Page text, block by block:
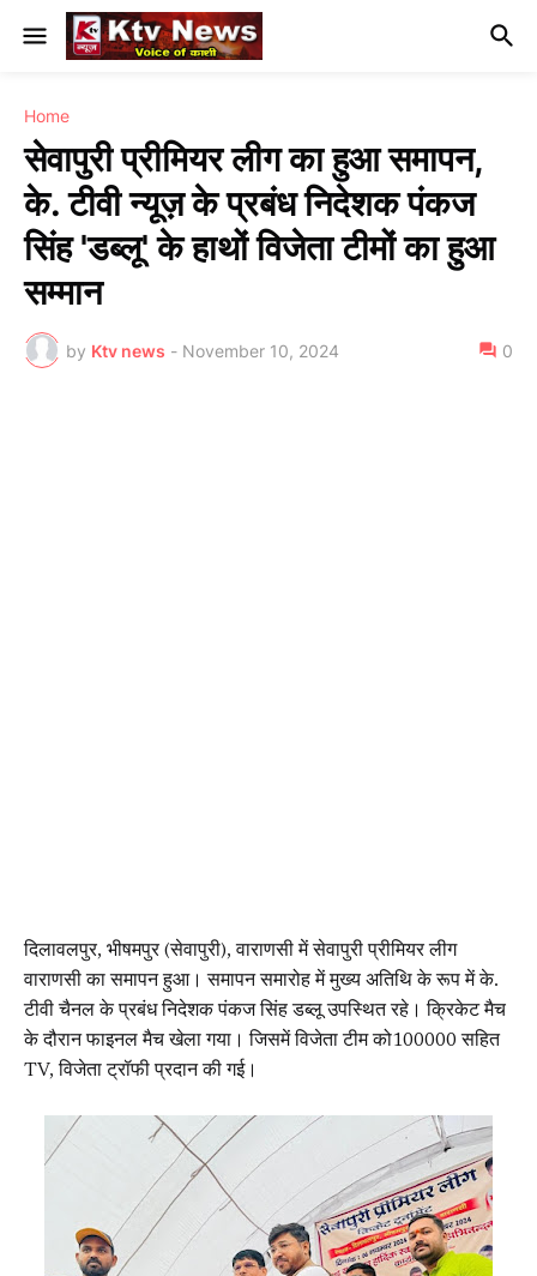
Home
सेवापुरी प्रीमियर लीग का हुआ समापन,
के. टीवी न्यूज़ के प्रबंध निदेशक पंकज
सिंह 'डब्लू' के हाथों विजेता टीमों का हुआ
सम्मान
by Ktv news - November 10, 2024 0
दिलावलपुर, भीषमपुर (सेवापुरी), वाराणसी में सेवापुरी प्रीमियर लीग
वाराणसी का समापन हुआ। समापन समारोह में मुख्य अतिथि के रूप में के.
टीवी चैनल के प्रबंध निदेशक पंकज सिंह डब्लू उपस्थित रहे। क्रिकेट मैच
के दौरान फाइनल मैच खेला गया। जिसमें विजेता टीम को₹100000 सहित
TV, विजेता ट्रॉफी प्रदान की गई।